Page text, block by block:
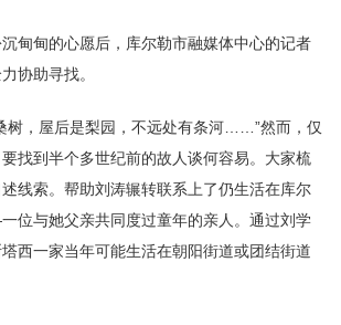
甸甸的心愿后，库尔勒市融媒体中心的记者
协助寻找。
树，屋后是梨园，不远处有条河……”然而，仅
找到半个多世纪前的故人谈何容易。大家梳
线索。帮助刘涛辗转联系上了仍生活在库尔
位与她父亲共同度过童年的亲人。通过刘学
西一家当年可能生活在朝阳街道或团结街道